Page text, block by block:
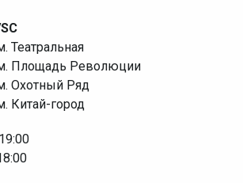
Театральная
Площадь Революции
Охотный Ряд
Китай-город